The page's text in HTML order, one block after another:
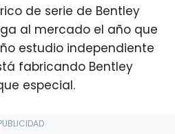
de serie de Bentley
al mercado el año que
estudio independiente
fabricando Bentley
especial.